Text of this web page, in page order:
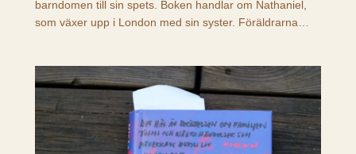
barndomen till sin spets. Boken handlar om Nathaniel,
som växer upp i London med sin syster. Föräldrarna…